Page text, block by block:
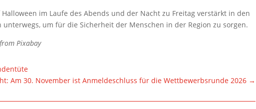
im Laufe des Abends und der Nacht zu Freitag verstärkt in den
um für die Sicherheit der Menschen in der Region zu sorgen.
Pixabay
Am 30. November ist Anmeldeschluss für die Wettbewerbsrunde 2026 →